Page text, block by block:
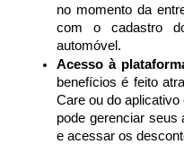
no momento da
com o cadastro
automóvel.
Acesso à
benefícios é feito
Care ou do
pode gerenciar seus
e acessar os